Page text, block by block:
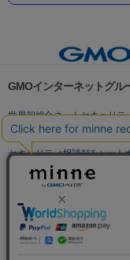
GMOインターネットグル
世界初総合ネットセキュリテ
パスワード漏洩診断
Web
セキュリティ相談AIチャット
実在証明・盗聴対策
サイバー攻撃対策（GMO Flatt
セキュリティ事業の軌跡